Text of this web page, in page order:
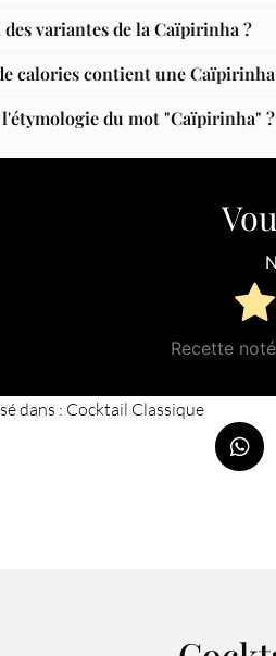
variantes de la Caïpirinha ?
calories contient une
du mot "Caïpirinha" ?
Recette
dans : Cocktail Classique